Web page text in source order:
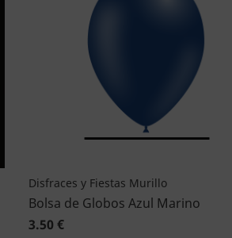
Disfraces y Fiestas Murillo
Bolsa de Globos Azul Marino
3.50 €